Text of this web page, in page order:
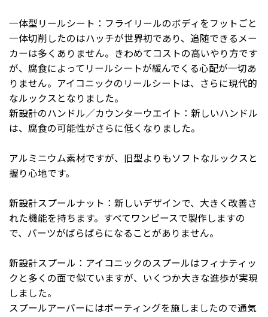
一体型リールシート：フライリールのボディをフットごと
一体切削したのはハッチが世界初であり、追随できるメー
カーは多くありません。きわめてコストの高いやり方です
が、腐食によってリールシートが緩んでくる心配が一切あ
りません。アイコニックのリールシートは、さらに現代的
なルックスとなりました。
新設計のハンドル／カウンターウエイト：新しいハンドル
は、腐食の可能性がさらに低くなりました。
アルミニウム素材ですが、旧型よりもソフトなルックスと
握り心地です。
新設計スプールナット：新しいデザインで、大きく改善さ
れた機能を持ちます。すべてワンピースで製作しますの
で、パーツがばらばらになることがありません。
新設計スプール：アイコニックのスプールはフィナティッ
クと多くの面で似ていますが、いくつか大きな進歩が実現
しました。
スプールアーバーにはポーティングを施しましたので通気